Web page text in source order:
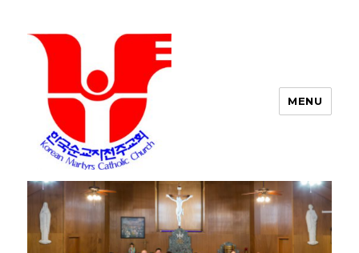
포트워스 한인 성당
MENU